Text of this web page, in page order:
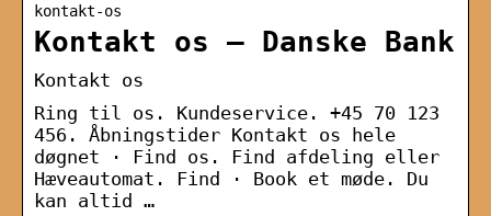
kontakt-os
Kontakt os – Danske Bank
Kontakt os
Ring til os. Kundeservice. +45 70 123
456. Åbningstider Kontakt os hele
døgnet · Find os. Find afdeling eller
Hæveautomat. Find · Book et møde. Du
kan altid …